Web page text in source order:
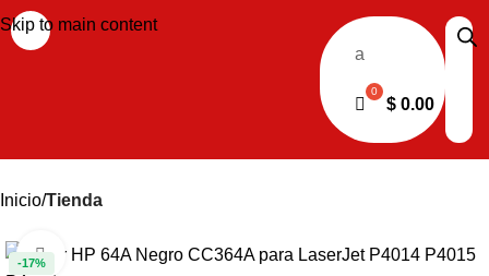
Skip to main content
a
$ 0.00
Inicio Tienda
-17% Haga clic para ampliar